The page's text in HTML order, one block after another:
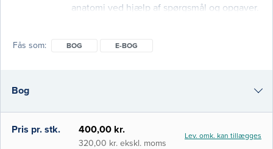
anatomi ved hjælp af spørgsmål og opgaver.
farvelægningsopgaver, identifikation af
bogen sig specifikt mod fysioterapeut- og
ergoterapeutstuderende, men kan også
Fås som BOG E-BOG
Bog
e-bog
Pris pr. stk. 400,00 kr.
320,00 kr. ekskl. moms
Lev. omk. kan tillægges